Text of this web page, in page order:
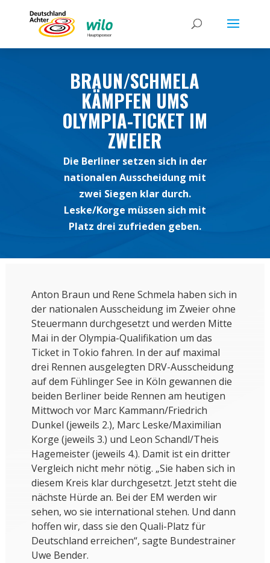
BRAUN/SCHMELA
KÄMPFEN UMS
OLYMPIA-TICKET IM
ZWEIER
Die Berliner setzen sich in der
nationalen Ausscheidung mit
zwei Siegen klar durch.
Leske/Korge müssen sich mit
Platz drei zufrieden geben.
Anton Braun und Rene Schmela haben sich in
der nationalen Ausscheidung im Zweier ohne
Steuermann durchgesetzt und werden Mitte
Mai in der Olympia-Qualifikation um das
Ticket in Tokio fahren. In der auf maximal
drei Rennen ausgelegten DRV-Ausscheidung
auf dem Fühlinger See in Köln gewannen die
beiden Berliner beide Rennen am heutigen
Mittwoch vor Marc Kammann/Friedrich
Dunkel (jeweils 2.), Marc Leske/Maximilian
Korge (jeweils 3.) und Leon Schandl/Theis
Hagemeister (jeweils 4.). Damit ist ein dritter
Vergleich nicht mehr nötig. „Sie haben sich in
diesem Kreis klar durchgesetzt. Jetzt steht die
nächste Hürde an. Bei der EM werden wir
sehen, wo sie international stehen. Und dann
hoffen wir, dass sie den Quali-Platz für
Deutschland erreichen“, sagte Bundestrainer
Uwe Bender.